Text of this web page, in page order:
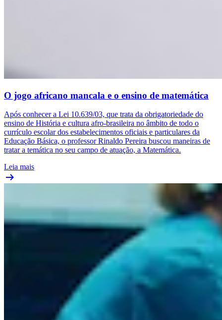
O jogo africano mancala e o ensino de matemática
Após conhecer a Lei 10.639/03, que trata da obrigatoriedade do
ensino de História e cultura afro-brasileira no âmbito de todo o
currículo escolar dos estabelecimentos oficiais e particulares da
Educação Básica, o professor Rinaldo Pereira buscou maneiras de
tratar a temática no seu campo de atuação, a Matemática.
Leia mais